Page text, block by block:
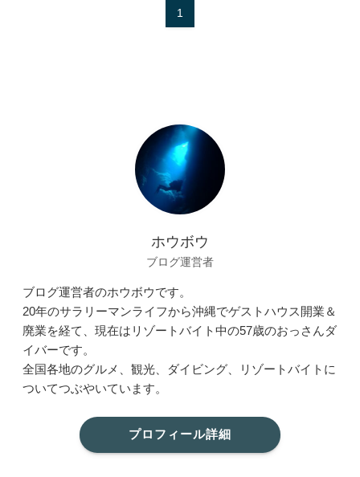
1
ホウボウ
ブログ運営者
ブログ運営者のホウボウです。
20年のサラリーマンライフから沖縄でゲストハウス開業＆
廃業を経て、現在はリゾートバイト中の57歳のおっさんダ
イバーです。
全国各地のグルメ、観光、ダイビング、リゾートバイトに
ついてつぶやいています。
プロフィール詳細